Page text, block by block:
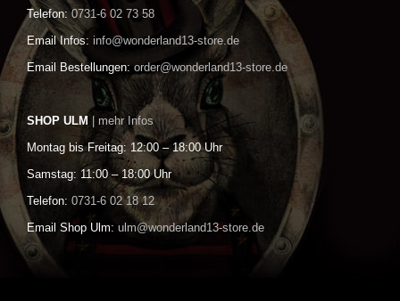
Telefon: 0731-6 02 73 58
Email Infos: info@wonderland13-store.de
Email Bestellungen: order@wonderland13-store.de
SHOP ULM | mehr Infos
Montag bis Freitag: 12:00 – 18:00 Uhr
Samstag: 11:00 – 18:00 Uhr
Telefon: 0731-6 02 18 12
Email Shop Ulm: ulm@wonderland13-store.de